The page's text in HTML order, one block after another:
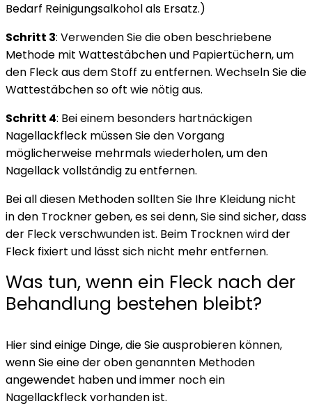
Bedarf Reinigungsalkohol als Ersatz.)
Schritt 3: Verwenden Sie die oben beschriebene
Methode mit Wattestäbchen und Papiertüchern, um
den Fleck aus dem Stoff zu entfernen. Wechseln Sie die
Wattestäbchen so oft wie nötig aus.
Schritt 4: Bei einem besonders hartnäckigen
Nagellackfleck müssen Sie den Vorgang
möglicherweise mehrmals wiederholen, um den
Nagellack vollständig zu entfernen.
Bei all diesen Methoden sollten Sie Ihre Kleidung nicht
in den Trockner geben, es sei denn, Sie sind sicher, dass
der Fleck verschwunden ist. Beim Trocknen wird der
Fleck fixiert und lässt sich nicht mehr entfernen.
Was tun, wenn ein Fleck nach der
Behandlung bestehen bleibt?
Hier sind einige Dinge, die Sie ausprobieren können,
wenn Sie eine der oben genannten Methoden
angewendet haben und immer noch ein
Nagellackfleck vorhanden ist.